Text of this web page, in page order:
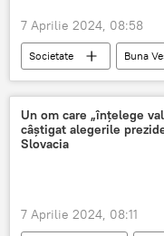
7 Aprilie 2024, 08:58
Societate Buna
Un om care „înțelege
câștigat alegerile
Slovacia
7 Aprilie 2024, 08:11